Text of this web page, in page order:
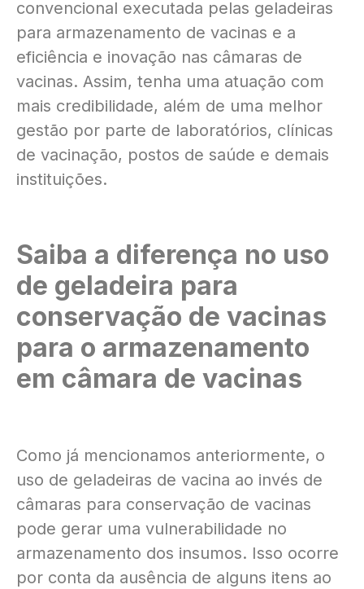
convencional executada pelas geladeiras
para armazenamento de vacinas e a
eficiência e inovação nas câmaras de
vacinas. Assim, tenha uma atuação com
mais credibilidade, além de uma melhor
gestão por parte de laboratórios, clínicas
de vacinação, postos de saúde e demais
instituições.
Saiba a diferença no uso
de geladeira para
conservação de vacinas
para o armazenamento
em câmara de vacinas
Como já mencionamos anteriormente, o
uso de geladeiras de vacina ao invés de
câmaras para conservação de vacinas
pode gerar uma vulnerabilidade no
armazenamento dos insumos. Isso ocorre
por conta da ausência de alguns itens ao